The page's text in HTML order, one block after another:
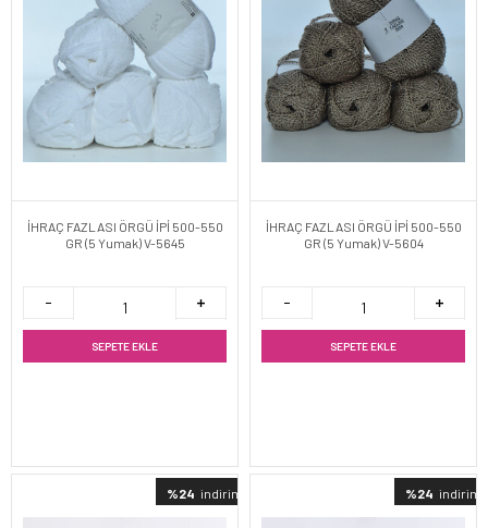
İHRAÇ FAZLASI ÖRGÜ İPİ 500-550
GR (5 Yumak) V-5645
SEPETE EKLE
İHRAÇ FAZLASI ÖRGÜ İPİ 500-550
GR (5 Yumak) V-5604
SEPETE EKLE
%24 indirimli %24 indirimli